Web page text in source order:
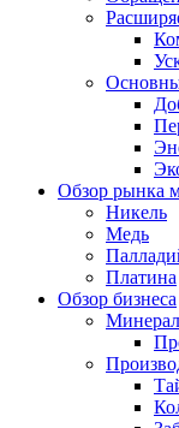
Обзор рынка
Никель
Медь
Платина
Обзор бизнеса